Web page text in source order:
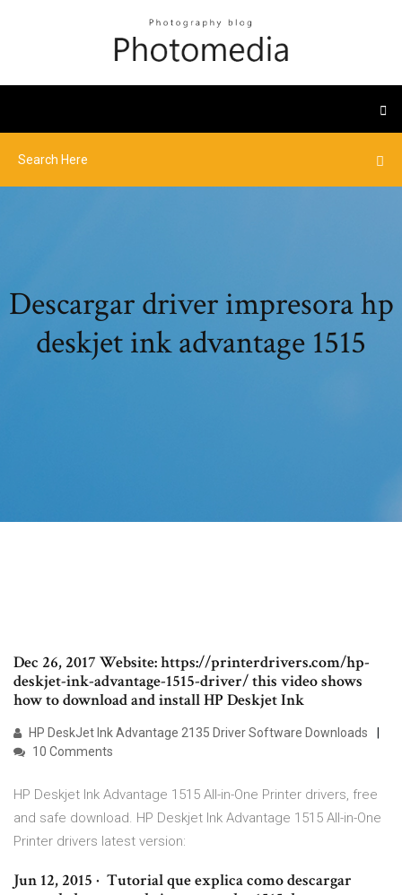
Descargar driver impresora hp
deskjet ink advantage 1515
Dec 26, 2017 Website: https://printerdrivers.com/hp-
deskjet-ink-advantage-1515-driver/ this video shows
how to download and install HP Deskjet Ink
HP DeskJet Ink Advantage 2135 Driver Software Downloads
10 Comments
HP Deskjet Ink Advantage 1515 All-in-One Printer drivers, free
and safe download. HP Deskjet Ink Advantage 1515 All-in-One
Printer drivers latest version:
Jun 12, 2015 · ️ Tutorial que explica como descargar